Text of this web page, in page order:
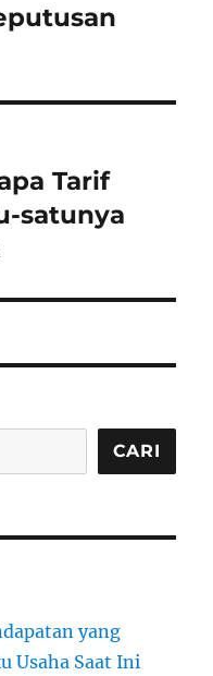
Tarif
satunya
CARI
yang
Usaha Saat Ini